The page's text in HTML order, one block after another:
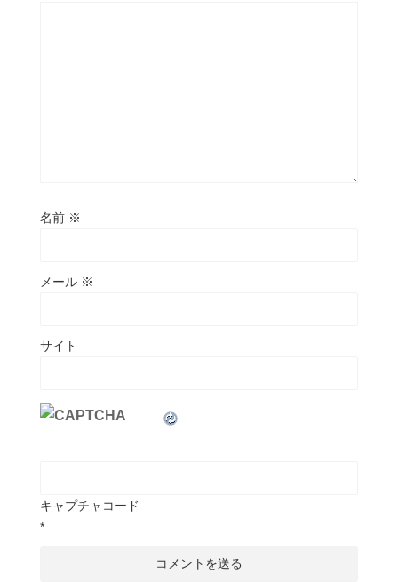
名前 ※
メール ※
サイト
キャプチャコード
*